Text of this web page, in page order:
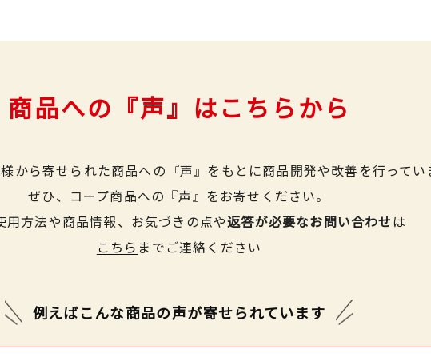
商品への『声』はこちらから
から寄せられた商品への『声』をもとに商品開発や改善を行ってい
ぜひ、コープ商品への『声』をお寄せください。
用方法や商品情報、お気づきの点や返答が必要なお問い合わせは
こちら までご連絡ください
例えばこんな商品の声が寄せられています